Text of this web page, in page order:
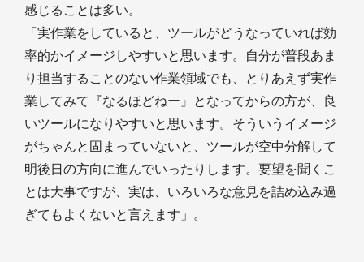
感じることは多い。
「実作業をしていると、ツールがどうなっていれば効
率的かイメージしやすいと思います。自分が普段あま
り担当することのない作業領域でも、とりあえず実作
業してみて『なるほどねー』となってからの方が、良
いツールになりやすいと思います。そういうイメージ
がちゃんと固まっていないと、ツールが空中分解して
明後日の方向に進んでいったりします。要望を聞くこ
とは大事ですが、実は、いろいろな意見を詰め込み過
ぎてもよくないと言えます」。